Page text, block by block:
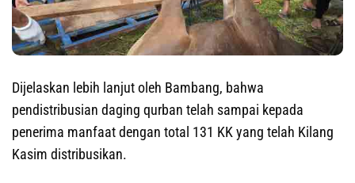
Dijelaskan lebih lanjut oleh Bambang, bahwa
pendistribusian daging qurban telah sampai kepada
penerima manfaat dengan total 131 KK yang telah Kilang
Kasim distribusikan.